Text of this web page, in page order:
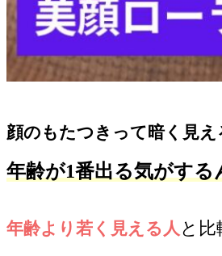
顔のもたつきって暗く見え
年齢が1番出る気がする
年齢より若く見える人と比